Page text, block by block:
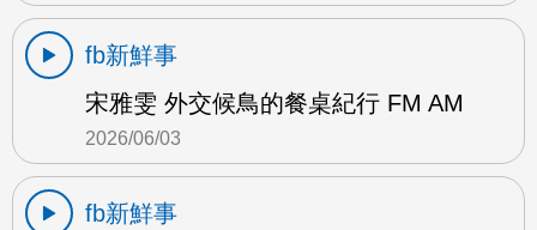
fb新鮮事
宋雅雯 外交候鳥的餐桌紀行 FM AM
2026/06/03
fb新鮮事